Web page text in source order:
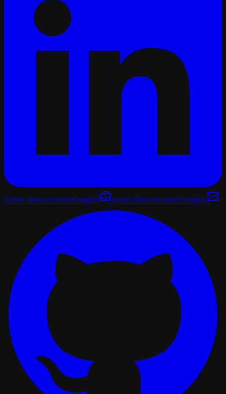
(ouvre dans un nouvel onglet) (ouvre dans un nouvel onglet)